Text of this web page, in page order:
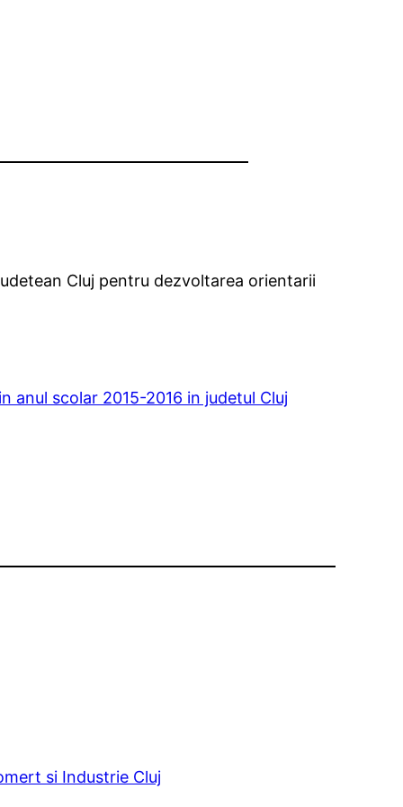
Cluj pentru dezvoltarea orientarii
anul scolar 2015-2016 in judetul Cluj
si Industrie Cluj